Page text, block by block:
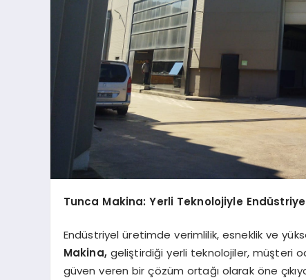
Tunca Makina: Yerli Teknolojiyle
Endüstriyel üretimde verimlilik, esneklik ve
Makina,geliştirdiği yerli teknolojiler, müşteri
güven veren bir çözüm ortağı olarak öne